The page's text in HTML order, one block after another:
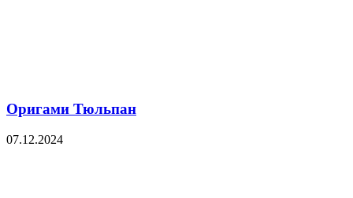
Оригами Тюльпан
07.12.2024